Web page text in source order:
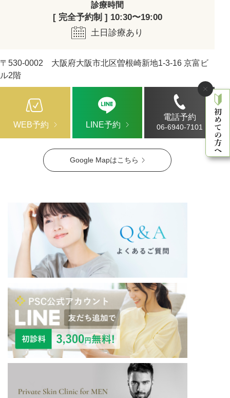
Google Mapはこちら
診療時間
[ 完全予約制 ] 10:30〜19:00
土日診療あり
〒530-0002 大阪府大阪市北区曽根崎新地1-3-16 京富ビ
ル2階
WEB予約 LINE予約
電話予約
06-6940-7101